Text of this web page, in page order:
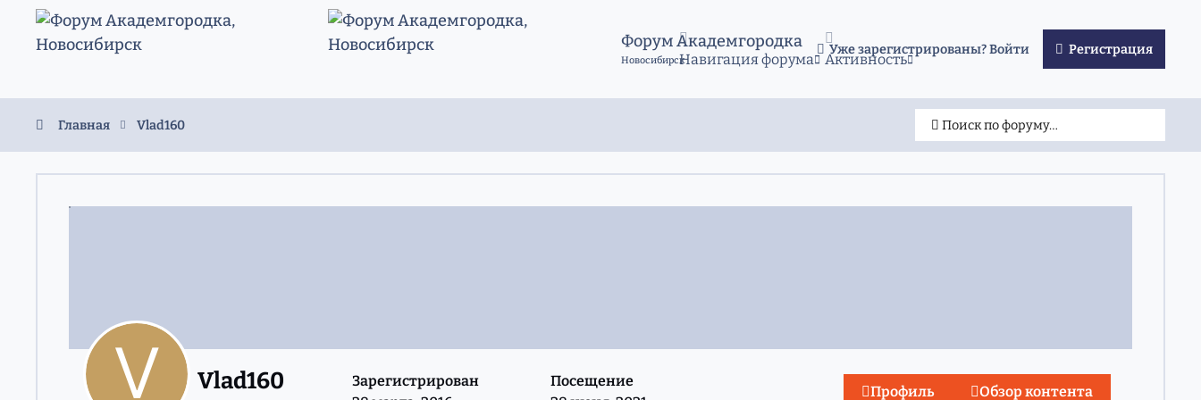
Перейти к содержанию
Форум Академгородка
НовосибирскНавигация форума Активность
Уже зарегистрированы? Войти Регистрация
Главная Vlad160 Поиск по форуму…
Vlad160
Зарегистрирован
Посещение
Профиль Обзор контента